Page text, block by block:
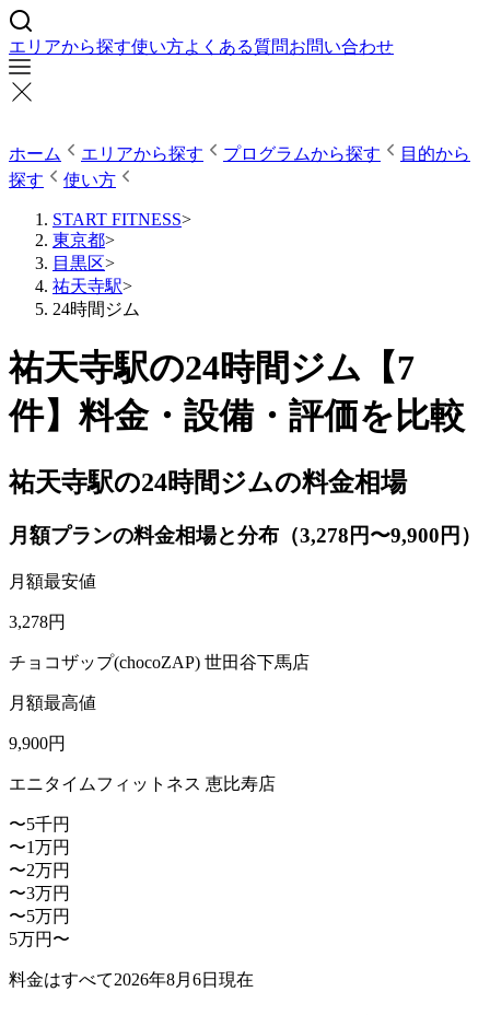
エリアから探す使い方よくある質問お問い合わせ
ホーム エリアから探す プログラムから探す
目的から
探す
使い方
START FITNESS>
東京都>
目黒区>
祐天寺駅>
24時間ジム
祐天寺駅の24時間ジム【7
件】料金・設備・評価を比較
祐天寺駅の24時間ジムの料金相場
月額プランの料金相場と分布（3,278円〜9,900円）
月額最安値
3,278円
チョコザップ(chocoZAP) 世田谷下馬店
月額最高値
9,900円
エニタイムフィットネス 恵比寿店
〜5千円
〜1万円
〜2万円
〜3万円
〜5万円
5万円〜
料金はすべて2026年8月6日 現在